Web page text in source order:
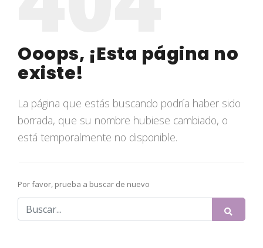
Ooops, ¡Esta página no
existe!
La página que estás buscando podría haber sido
borrada, que su nombre hubiese cambiado, o
está temporalmente no disponible.
Por favor, prueba a buscar de nuevo